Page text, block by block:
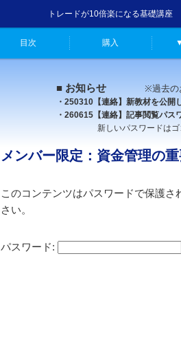
トレードが10倍楽になる基礎講座
目次 購入
■ お知らせ ※過去のお
・250310【連絡】新教材を公開
・260615【連絡】記事閲覧パス
新しいパスワードはゴゴジ
メンバー限定：資金管理の重
このコンテンツはパスワードで保護
さい。
パスワード: